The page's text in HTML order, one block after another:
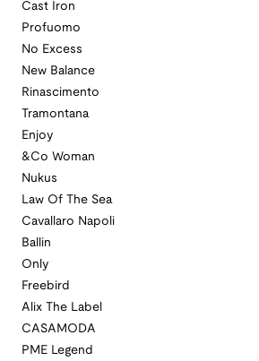
Cast Iron
Profuomo
No Excess
New Balance
Rinascimento
Tramontana
Enjoy
&Co Woman
Nukus
Law Of The Sea
Cavallaro Napoli
Ballin
Only
Freebird
Alix The Label
CASAMODA
PME Legend